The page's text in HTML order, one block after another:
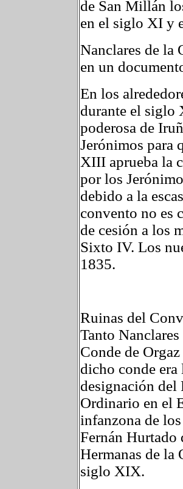
de San Millán
en el siglo XI y
Nanclares de la
en un
En los
durante el siglo
poderosa de
Jerónimos para
XIII aprueba la
por los
debido a la
convento no es
de cesión a los
Sixto IV. Los
1835.
Ruinas del
Tanto
Conde de
dicho conde
designación del
Ordinario en el
infanzona de
Fernán Hurtado
Hermanas de la
siglo XIX.